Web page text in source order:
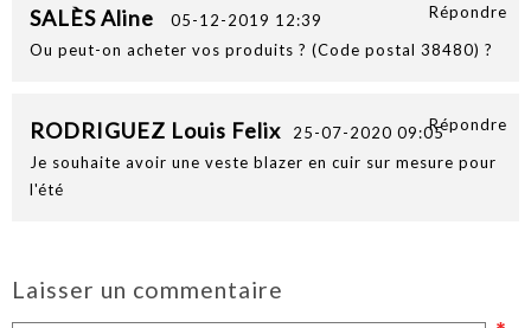
SALÈS Aline 05-12-2019 12:39
Répondre
Ou peut-on acheter vos produits ? (Code postal 38480) ?
RODRIGUEZ Louis Felix 25-07-2020 09:05Répondre
Je souhaite avoir une veste blazer en cuir sur mesure pour
l'été
Laisser un commentaire